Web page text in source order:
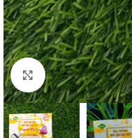
Click to enlarge